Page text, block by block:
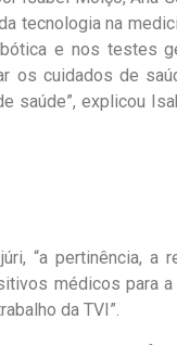
tecnologia na
e nos testes
os cuidados de
saúde”, explicou
“a pertinência, a
médicos para a
da TVI”.